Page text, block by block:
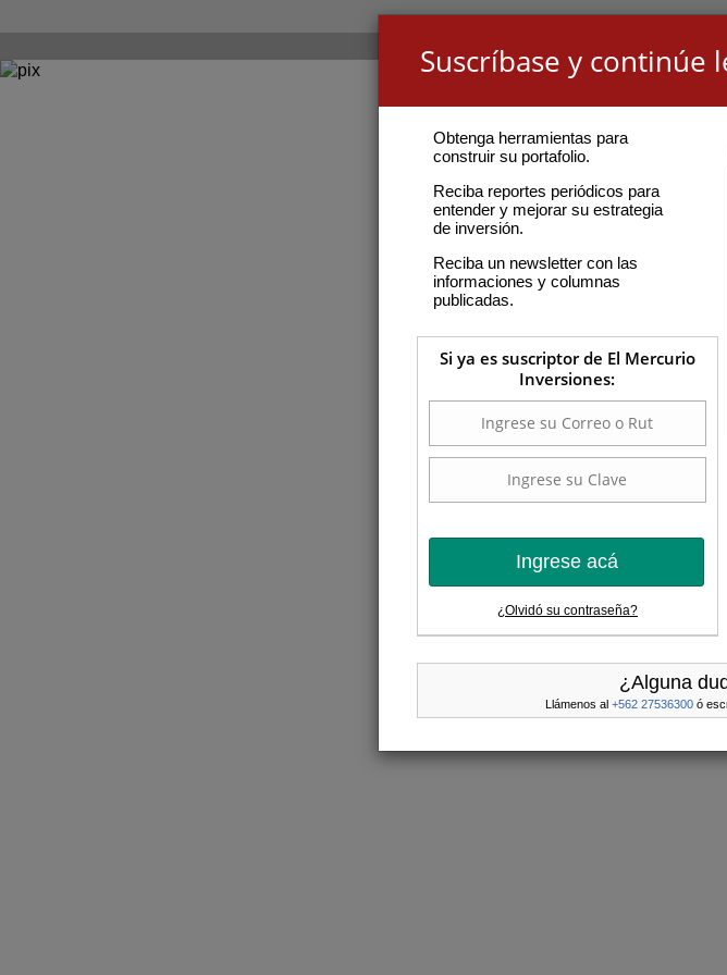
Suscríbase y continúe
Obtenga herramientas para
construir su portafolio.
Reciba reportes periódicos para
entender y mejorar su estrategia
de inversión.
Reciba un newsletter con las
informaciones y columnas
publicadas.
Si ya es suscriptor de El Mercurio
Inversiones:
Ingrese acá
¿Olvidó su contraseña?
¿Alguna
Llámenos al +562 27536300 ó